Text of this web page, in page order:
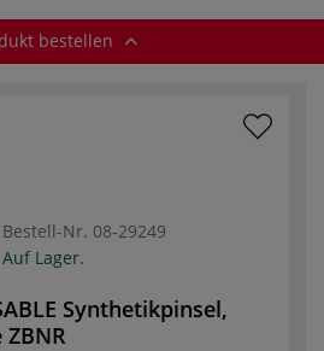
bestellen
Bestell-Nr. 08-29249
Auf Lager.
Synthetikpinsel,